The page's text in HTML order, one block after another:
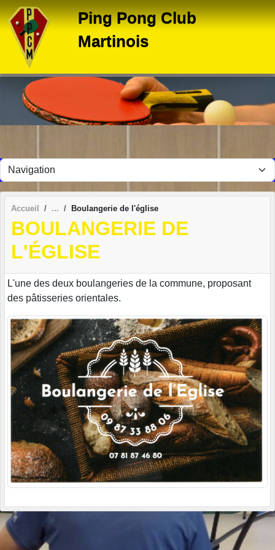
Ping Pong Club
Martinois
Accueil Boulangerie de l'église
BOULANGERIE DE
L'ÉGLISE
L'une des deux boulangeries de la commune, proposant
des pâtisseries orientales.
Panneau de gestion des cookies